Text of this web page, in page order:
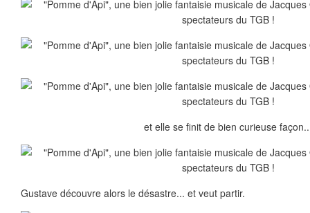
et elle se finit de bien curieuse
Gustave découvre alors le désastre... et veut partir.